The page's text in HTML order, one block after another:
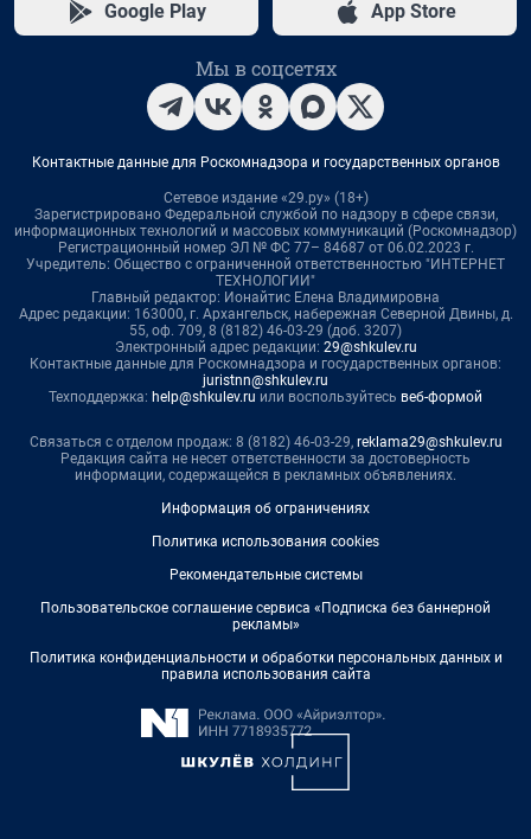
Google Play App Store
Мы в соцсетях
Контактные данные для Роскомнадзора и государственных органов
Сетевое издание «29.ру» (18+)
Зарегистрировано Федеральной службой по надзору в сфере связи,
информационных технологий и массовых коммуникаций (Роскомнадзор)
Регистрационный номер ЭЛ № ФС 77– 84687 от 06.02.2023 г.
Учредитель: Общество с ограниченной ответственностью "ИНТЕРНЕТ
ТЕХНОЛОГИИ"
Главный редактор: Ионайтис Елена Владимировна
Адрес редакции: 163000, г. Архангельск, набережная Северной Двины, д.
55, оф. 709, 8 (8182) 46-03-29 (доб. 3207)
Электронный адрес редакции: 29@shkulev.ru
Контактные данные для Роскомнадзора и государственных органов:
juristnn@shkulev.ru
Техподдержка: help@shkulev.ru или воспользуйтесь веб-формой
Связаться с отделом продаж: 8 (8182) 46-03-29, reklama29@shkulev.ru
Редакция сайта не несет ответственности за достоверность
информации, содержащейся в рекламных объявлениях.
Информация об ограничениях
Политика использования cookies
Рекомендательные системы
Пользовательское соглашение сервиса «Подписка без баннерной
рекламы»
Политика конфиденциальности и обработки персональных данных и
правила использования сайта